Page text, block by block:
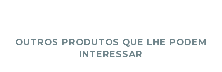
OUTROS PRODUTOS QUE LHE PODEM
INTERESSAR